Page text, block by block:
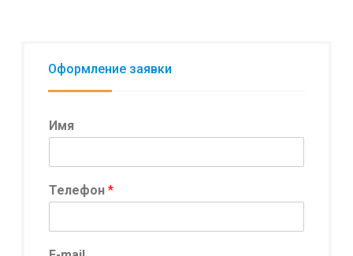
Оформление заявки
Имя
Телефон *
И